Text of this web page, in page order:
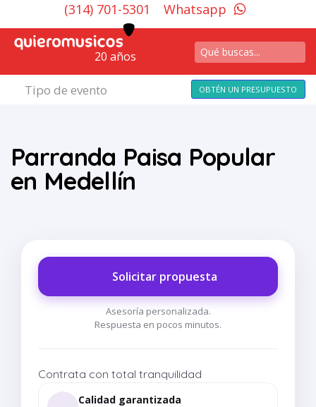
(314) 701-5301 Whatsapp
20 años
Tipo de evento OBTÉN UN PRESUPUESTO
Parranda Paisa Popular
en Medellín
Solicitar propuesta
Asesoría personalizada.
Respuesta en pocos minutos.
Contrata con total tranquilidad
Calidad garantizada